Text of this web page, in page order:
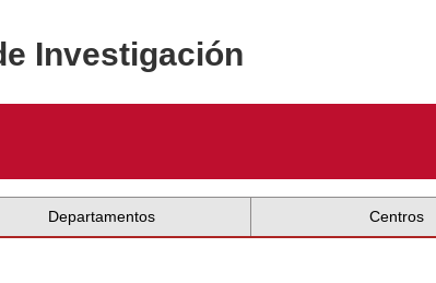
Investigación
Departamentos Centros